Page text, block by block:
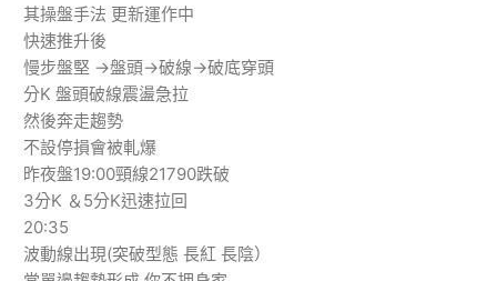
其操盤手法 更新運作中
快速推升後
慢步盤堅 →盤頭→破線→破底穿頭
分K 盤頭破線震盪急拉
然後奔走趨勢
不設停損會被軋爆
昨夜盤19:00頸線21790跌破
3分K ＆5分K迅速拉回
20:35
波動線出現(突破型態 長紅 長陰）